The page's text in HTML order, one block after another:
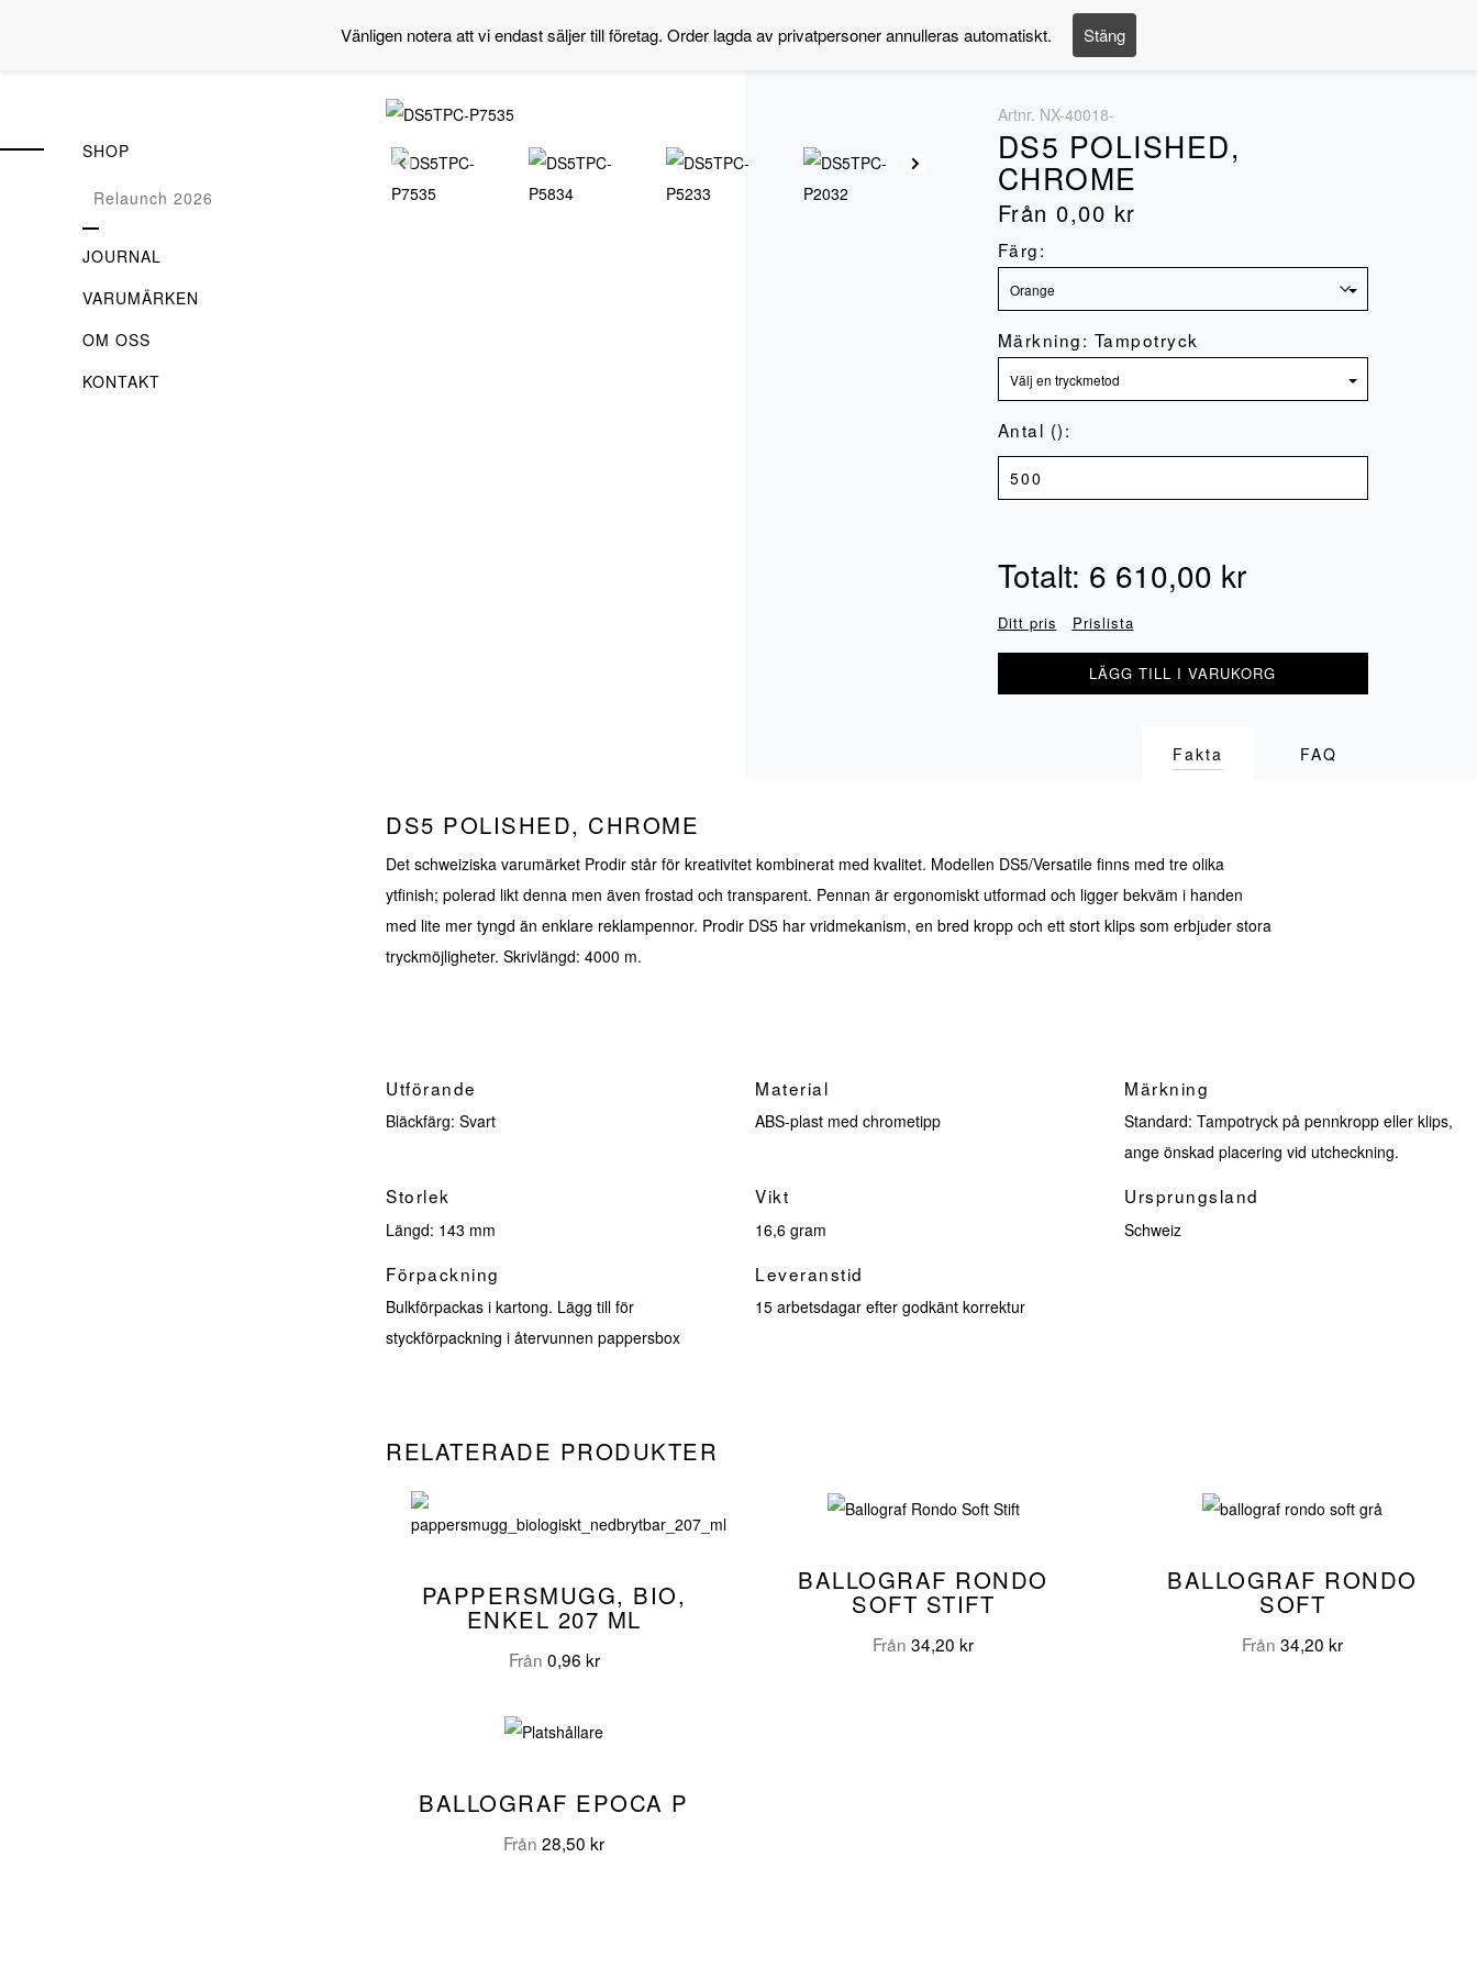
SHOP
Relaunch 2026
JOURNAL
VARUMÄRKEN
OM OSS
KONTAKT
Artnr. NX-40018-
DS5 POLISHED,
CHROME
Från 0,00 kr
Färg:
Märkning: Tampotryck
Antal ():
Totalt: 6 610,00 kr
Ditt pris Prislista
LÄGG TILL I VARUKORG
Fakta FAQ
DS5 POLISHED, CHROME
Det schweiziska varumärket Prodir står för kreativitet kombinerat med kvalitet. Modellen DS5/Versatile finns med tre olika
ytfinish; polerad likt denna men även frostad och transparent. Pennan är ergonomiskt utformad och ligger bekväm i handen
med lite mer tyngd än enklare reklampennor. Prodir DS5 har vridmekanism, en bred kropp och ett stort klips som erbjuder stora
tryckmöjligheter. Skrivlängd: 4000 m.
Utförande
Bläckfärg: Svart
Material
ABS-plast med chrometipp
Märkning
Standard: Tampotryck på pennkropp eller klips,
ange önskad placering vid utcheckning.
Storlek
Längd: 143 mm
Vikt
16,6 gram
Ursprungsland
Schweiz
Förpackning
Bulkförpackas i kartong. Lägg till för
styckförpackning i återvunnen pappersbox
Leveranstid
15 arbetsdagar efter godkänt korrektur
RELATERADE PRODUKTER
PAPPERSMUGG, BIO,
ENKEL 207 ML
Från 0,96 kr
BALLOGRAF RONDO
SOFT STIFT
Från 34,20 kr
BALLOGRAF RONDO
SOFT
Från 34,20 kr
BALLOGRAF EPOCA P
Från 28,50 kr
Vänligen notera att vi endast säljer till företag. Order lagda av privatpersoner annulleras automatiskt. Stäng